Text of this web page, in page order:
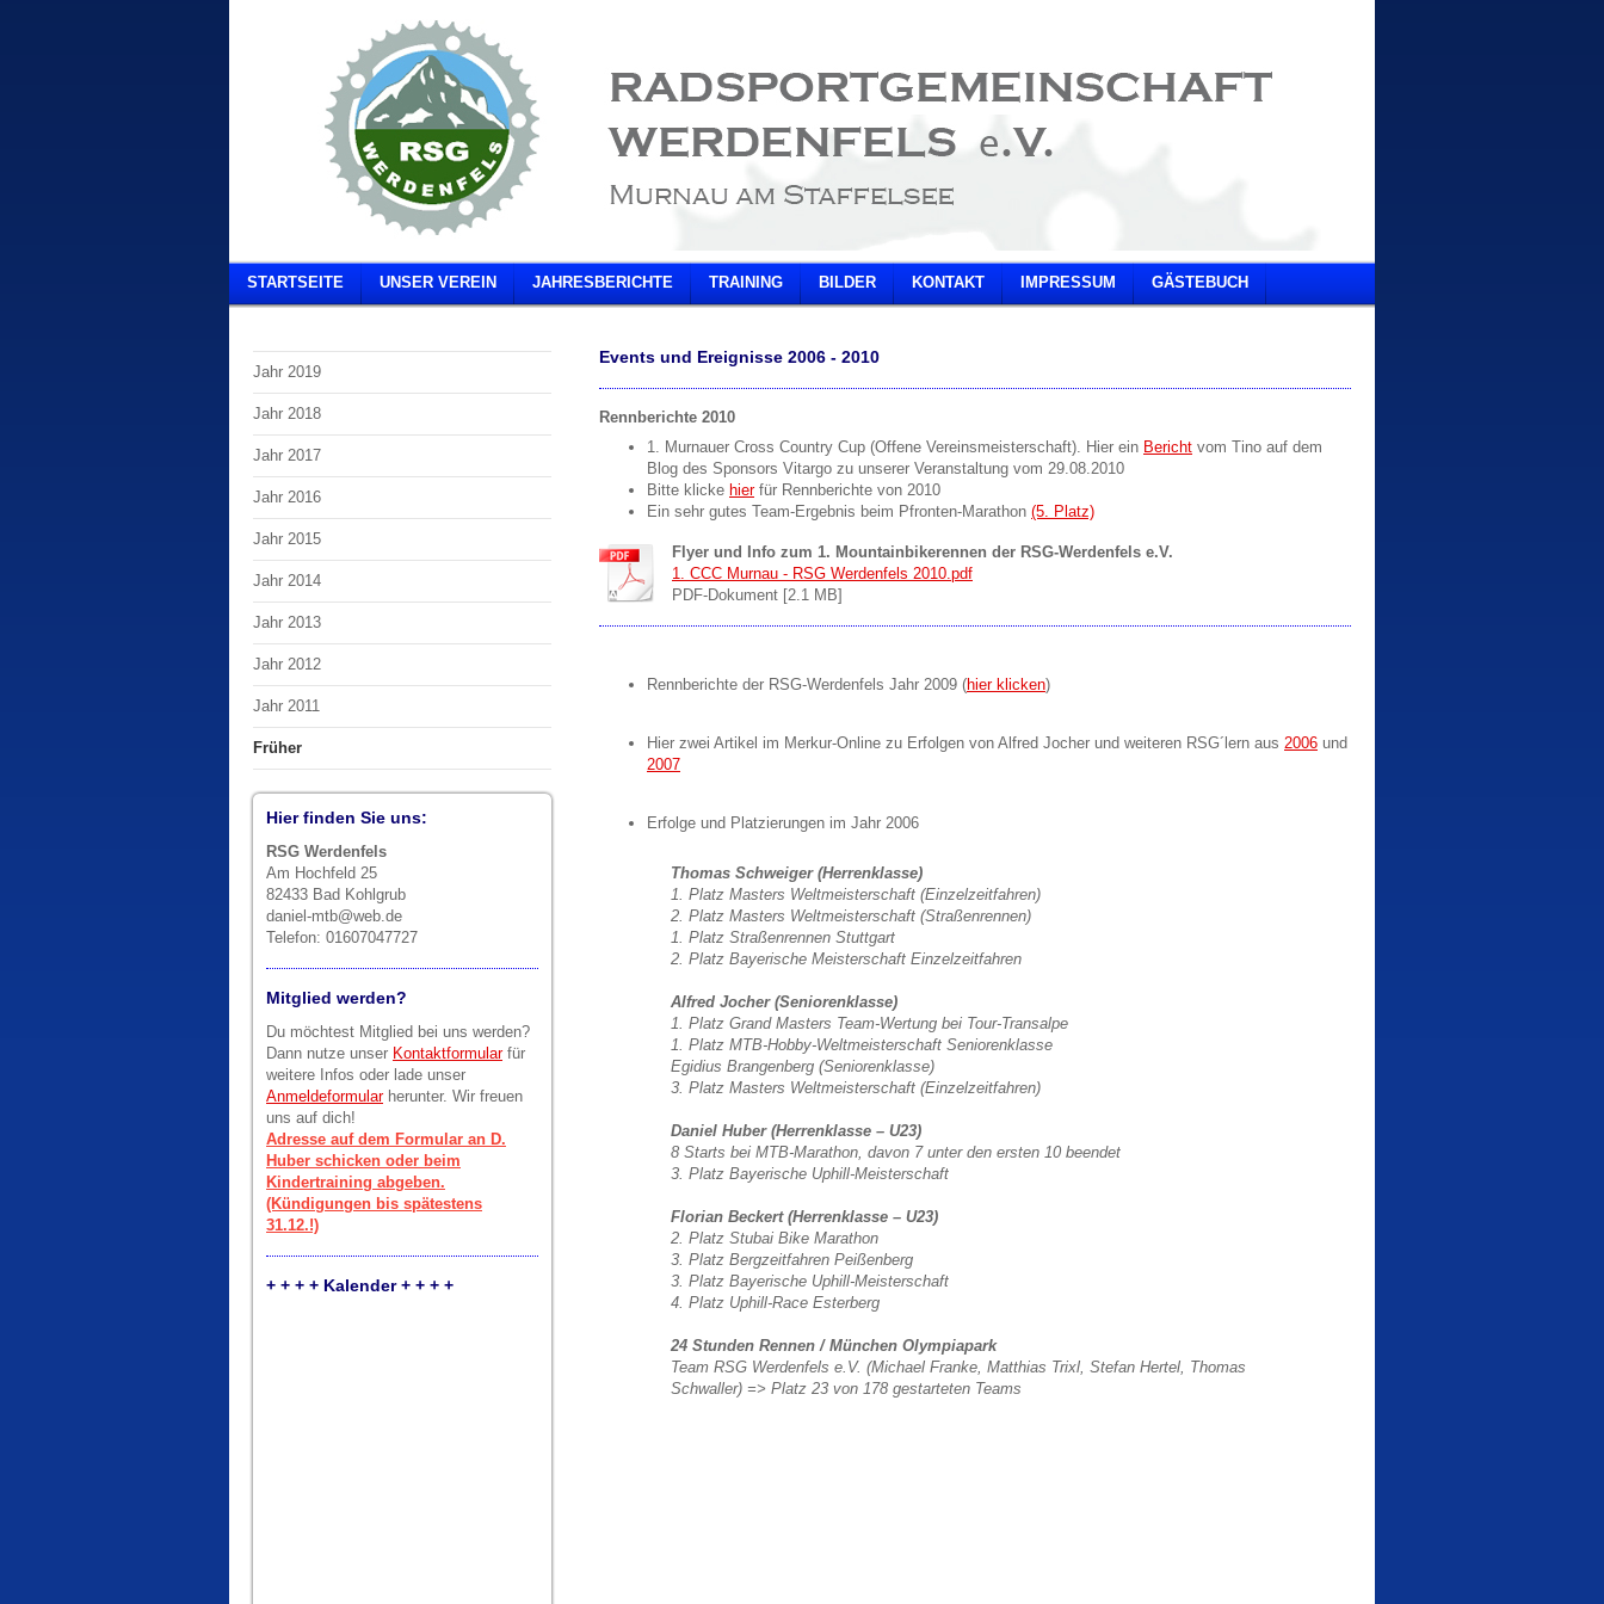
STARTSEITE UNSER VEREIN JAHRESBERICHTE TRAINING BILDER KONTAKT IMPRESSUM GÄSTEBUCH
Jahr 2019
Jahr 2018
Jahr 2017
Jahr 2016
Jahr 2015
Jahr 2014
Jahr 2013
Jahr 2012
Jahr 2011
Früher
Hier finden Sie uns:
RSG Werdenfels
Am Hochfeld 25
82433 Bad Kohlgrub
daniel-mtb@web.de
Telefon: 01607047727
Mitglied werden?
Du möchtest Mitglied bei uns werden?
Dann nutze unser Kontaktformularfür
weitere Infos oder lade unser
Anmeldeformularherunter. Wir freuen
uns auf dich!
Adresse auf dem Formular an D.
Huber schicken oder beim
Kindertraining abgeben.
(Kündigungen bis spätestens
31.12.!)
+ + + + Kalender + + + +
Events und Ereignisse 2006 - 2010
Rennberichte 2010
1. Murnauer Cross Country Cup (Offene Vereinsmeisterschaft). Hier ein Bericht vom Tino auf dem
Blog des Sponsors Vitargo zu unserer Veranstaltung vom 29.08.2010
Bitte klicke hierfür Rennberichte von 2010
Ein sehr gutes Team-Ergebnis beim Pfronten-Marathon (5. Platz)
Flyer und Info zum 1. Mountainbikerennen der RSG-Werdenfels e.V.
1. CCC Murnau - RSG Werdenfels 2010.pdf
PDF-Dokument [2.1 MB]
Rennberichte der RSG-Werdenfels Jahr 2009 (hier klicken)
Hier zwei Artikel im Merkur-Online zu Erfolgen von Alfred Jocher und weiteren RSG´lern aus 2006 und
2007
Erfolge und Platzierungen im Jahr 2006
Thomas Schweiger (Herrenklasse)
1. Platz Masters Weltmeisterschaft (Einzelzeitfahren)
2. Platz Masters Weltmeisterschaft (Straßenrennen)
1. Platz Straßenrennen Stuttgart
2. Platz Bayerische Meisterschaft Einzelzeitfahren
Alfred Jocher (Seniorenklasse)
1. Platz Grand Masters Team-Wertung bei Tour-Transalpe
1. Platz MTB-Hobby-Weltmeisterschaft Seniorenklasse
Egidius Brangenberg (Seniorenklasse)
3. Platz Masters Weltmeisterschaft (Einzelzeitfahren)
Daniel Huber (Herrenklasse – U23)
8 Starts bei MTB-Marathon, davon 7 unter den ersten 10 beendet
3. Platz Bayerische Uphill-Meisterschaft
Florian Beckert (Herrenklasse – U23)
2. Platz Stubai Bike Marathon
3. Platz Bergzeitfahren Peißenberg
3. Platz Bayerische Uphill-Meisterschaft
4. Platz Uphill-Race Esterberg
24 Stunden Rennen / München Olympiapark
Team RSG Werdenfels e.V. (Michael Franke, Matthias Trixl, Stefan Hertel, Thomas
Schwaller) => Platz 23 von 178 gestarteten Teams